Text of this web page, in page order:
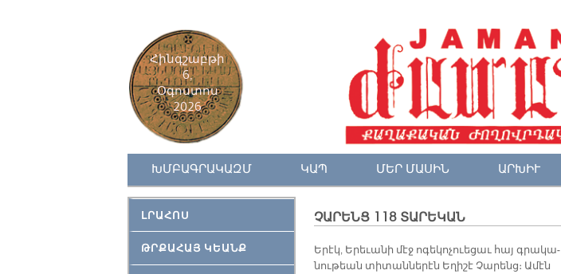
Հինգշաբթի
6,
Օգոստոս
2026
ԽՄԲԱԳՐԱԿԱԶՄ ԿԱՊ ՄԵՐ ՄԱՍԻՆ ԱՐԽԻՒ
ԼՐԱՀՈՍ
ԹՐՔԱՀԱՅ ԿԵԱՆՔ
ՉԱՐԵՆՑ 118 ՏԱՐԵԿԱՆ
Ե­րէկ, Ե­րե­ւա­նի մէջ ո­գե­կո­չուե­ցաւ հայ գրա­կա­
նու­թեան տի­տան­նե­րէն Ե­ղի­շէ Չա­րենց։ Ա­մէն